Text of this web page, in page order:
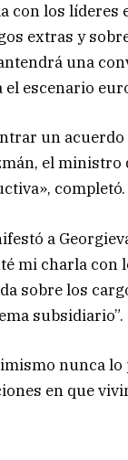
con los
extras y
una
el escenario
un
el
completó.
a
mi charla con
sobre los
subsidiario”.
nunca
en que